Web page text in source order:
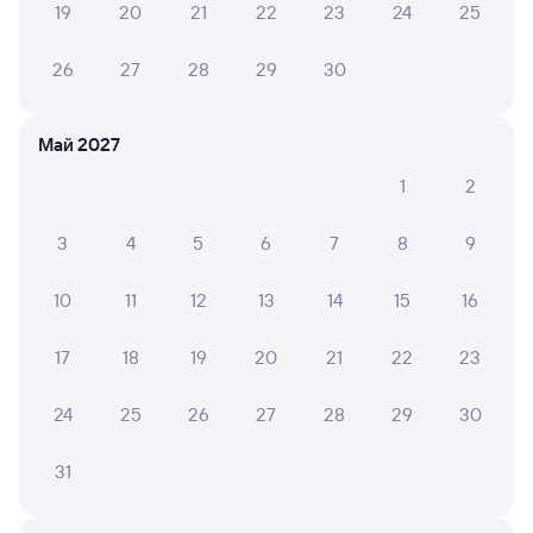
6 причин купить ж/д билеты
Подробные ответы на вопросы о поездке или
Оформление без регистрации на сайте
19 20 21 22 23 24 25
26 27 28 29 30
Май 2027
1
2
3 4 5 6 7 8 9
10 11 12 13 14 15 16
17 18 19 20 21 22 23
24 25 26 27 28 29 30
31